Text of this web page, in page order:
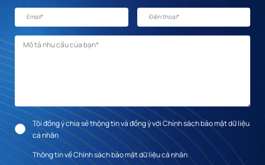
Email* Điện thoại*
Mô tả nhu cầu *
Tôi đồng ý chia sẻ thông tin và đồng ý với Chính sách bảo mật dữ liệu
cá nhân
Thông tin về Chính sách bảo mật dữ liệu cá nhân